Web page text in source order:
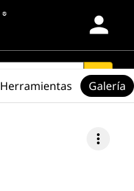
person
search
more_vert
Herramientas Galería